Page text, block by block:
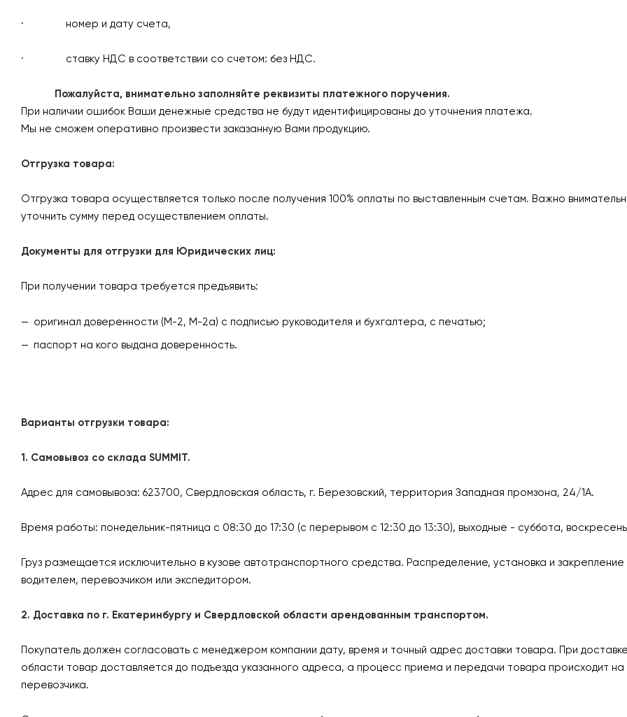
· номер и дату счета,
· ставку НДС в соответствии со счетом: без НДС.
Пожалуйста, внимательно заполняйте реквизиты платежного поручения.
При наличии ошибок Ваши денежные средства не будут идентифицированы до уточнения платежа.
Мы не сможем оперативно произвести заказанную Вами продукцию.
Отгрузка товара:
Отгрузка товара осуществляется только после получения 100% оплаты по выставленным счетам. Важно
уточнить сумму перед осуществлением оплаты.
Документы для отгрузки для Юридических лиц:
При получении товара требуется предъявить:
оригинал доверенности (М-2, М-2а) с подписью руководителя и бухгалтера, с печатью;
паспорт на кого выдана доверенность.
Варианты отгрузки товара:
1. Самовывоз со склада SUMMIT.
Адрес для самовывоза: 623700, Свердловская область, г. Березовский, территория Западная промзона, 24/1А.
Время работы: понедельник-пятница с 08:30 до 17:30 (с перерывом с 12:30 до 13:30), выходные - суббота,
Груз размещается исключительно в кузове автотранспортного средства. Распределение, установка и
водителем, перевозчиком или экспедитором.
2. Доставка по г. Екатеринбургу и Свердловской области арендованным транспортом.
Покупатель должен согласовать с менеджером компании дату, время и точный адрес доставки товара. При
области товар доставляется до подъезда указанного адреса, а процесс приема и передачи товара происходит
перевозчика.